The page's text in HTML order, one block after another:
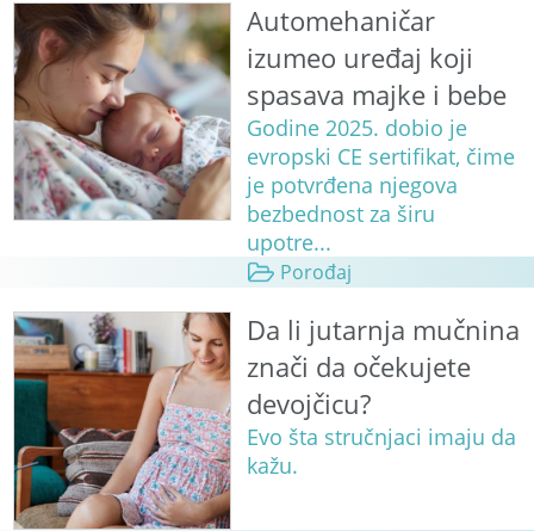
Automehaničar
izumeo uređaj koji
spasava majke i bebe
Godine 2025. dobio je
evropski CE sertifikat, čime
je potvrđena njegova
bezbednost za širu
upotre...
Porođaj
Da li jutarnja mučnina
znači da očekujete
devojčicu?
Evo šta stručnjaci imaju da
kažu.